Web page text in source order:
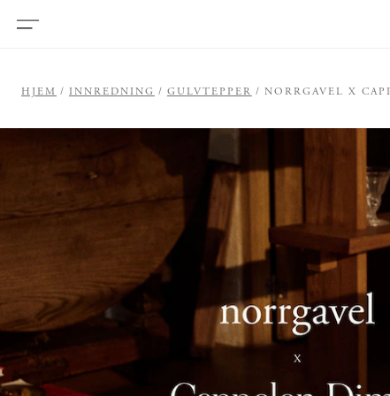
HJEM INNREDNING GULVTEPPER NORRGAVEL X